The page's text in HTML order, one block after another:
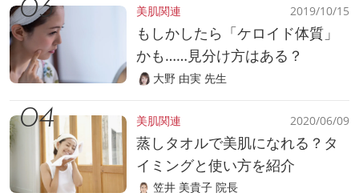
美肌関連 2019/10/15
もしかしたら「ケロイド体質」
かも……見分け方はある？
大野 由実 先生
美肌関連 2020/06/09
蒸しタオルで美肌になれる？タ
イミングと使い方を紹介
笠井 美貴子 院長